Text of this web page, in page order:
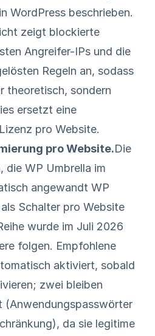
WordPress beschrieben.
zeigt blockierte
Angreifer-IPs und die
Regeln an, sodass
theoretisch, sondern
ersetzt eine
pro Website.
pro Website.Die
die WP Umbrella im
angewandt WP
Schalter pro Website
wurde im Juli 2026
folgen. Empfohlene
aktiviert, sobald
zwei bleiben
(Anwendungspasswörter
da sie legitime